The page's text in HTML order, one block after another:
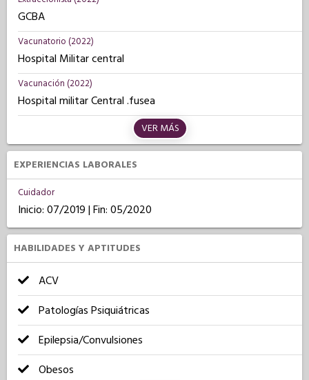
GCBA
Vacunatorio (2022)
Hospital Militar central
Vacunación (2022)
Hospital militar Central .fusea
VER MÁS
EXPERIENCIAS LABORALES
Cuidador
Inicio: 07/2019 | Fin: 05/2020
HABILIDADES Y APTITUDES
ACV
Patologías Psiquiátricas
Epilepsia/Convulsiones
Obesos